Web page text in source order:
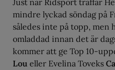
Just när Ridsport träffar
mindre lyckad söndag på
således inte på topp, men
omladdad innan det är
kommer att ge Top 10-
Lou eller Evelina Toveks